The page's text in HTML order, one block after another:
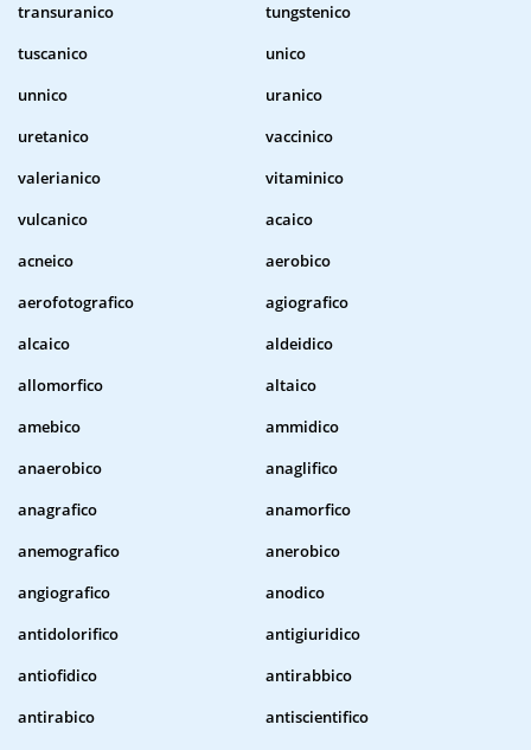
transuranico
tungstenico
tuscanico
unico
unnico
uranico
uretanico
vaccinico
valerianico
vitaminico
vulcanico
acaico
acneico
aerobico
aerofotografico
agiografico
alcaico
aldeidico
allomorfico
altaico
amebico
ammidico
anaerobico
anaglifico
anagrafico
anamorfico
anemografico
anerobico
angiografico
anodico
antidolorifico
antigiuridico
antiofidico
antirabbico
antirabico
antiscientifico